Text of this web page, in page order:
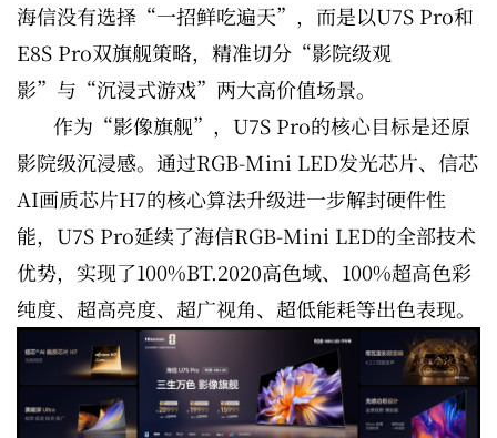
海信没有选择“一招鲜吃遍天”，而是以U7S Pro和
E8S Pro双旗舰策略，精准切分“影院级观
影”与“沉浸式游戏”两大高价值场景。
作为“影像旗舰”，U7S Pro的核心目标是还原
影院级沉浸感。通过RGB-Mini LED发光芯片、信芯
AI画质芯片H7的核心算法升级进一步解封硬件性
能，U7S Pro延续了海信RGB-Mini LED的全部技术
优势，实现了100%BT.2020高色域、100%超高色彩
纯度、超高亮度、超广视角、超低能耗等出色表现。